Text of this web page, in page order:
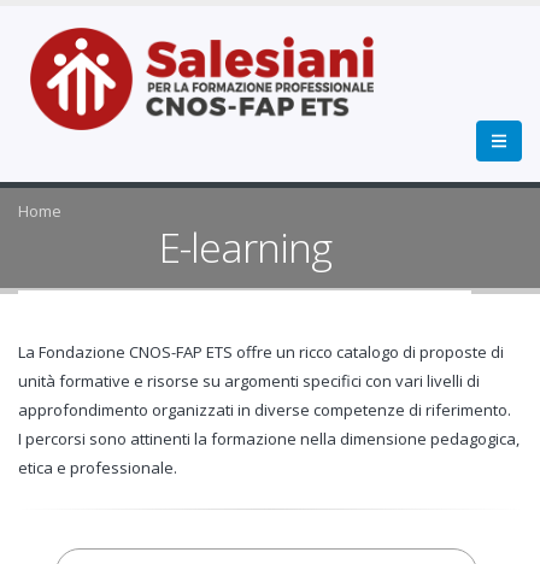
Home
E-learning
La Fondazione CNOS-FAP ETS offre un ricco catalogo di proposte di
unità formative e risorse su argomenti specifici con vari livelli di
approfondimento organizzati in diverse competenze di riferimento.
I percorsi sono attinenti la formazione nella dimensione pedagogica,
etica e professionale.